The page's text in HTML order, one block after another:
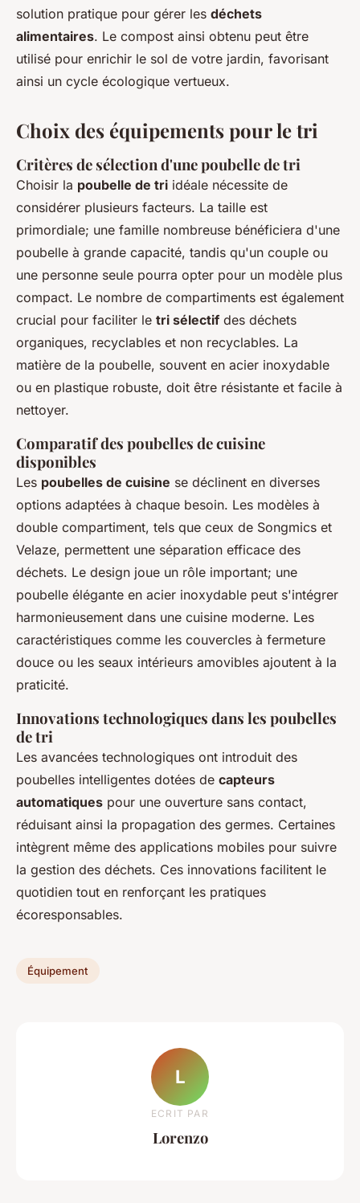
solution pratique pour gérer les déchets
alimentaires. Le compost ainsi obtenu peut être
utilisé pour enrichir le sol de votre jardin, favorisant
ainsi un cycle écologique vertueux.
Choix des équipements pour le tri
Critères de sélection d'une poubelle de tri
Choisir la poubelle de tri idéale nécessite de
considérer plusieurs facteurs. La taille est
primordiale; une famille nombreuse bénéficiera d'une
poubelle à grande capacité, tandis qu'un couple ou
une personne seule pourra opter pour un modèle plus
compact. Le nombre de compartiments est également
crucial pour faciliter le tri sélectif des déchets
organiques, recyclables et non recyclables. La
matière de la poubelle, souvent en acier inoxydable
ou en plastique robuste, doit être résistante et facile à
nettoyer.
Comparatif des poubelles de cuisine
disponibles
Les poubelles de cuisine se déclinent en diverses
options adaptées à chaque besoin. Les modèles à
double compartiment, tels que ceux de Songmics et
Velaze, permettent une séparation efficace des
déchets. Le design joue un rôle important; une
poubelle élégante en acier inoxydable peut s'intégrer
harmonieusement dans une cuisine moderne. Les
caractéristiques comme les couvercles à fermeture
douce ou les seaux intérieurs amovibles ajoutent à la
praticité.
Innovations technologiques dans les poubelles
de tri
Les avancées technologiques ont introduit des
poubelles intelligentes dotées de capteurs
automatiques pour une ouverture sans contact,
réduisant ainsi la propagation des germes. Certaines
intègrent même des applications mobiles pour suivre
la gestion des déchets. Ces innovations facilitent le
quotidien tout en renforçant les pratiques
écoresponsables.
Équipement
L
ECRIT PAR
Lorenzo